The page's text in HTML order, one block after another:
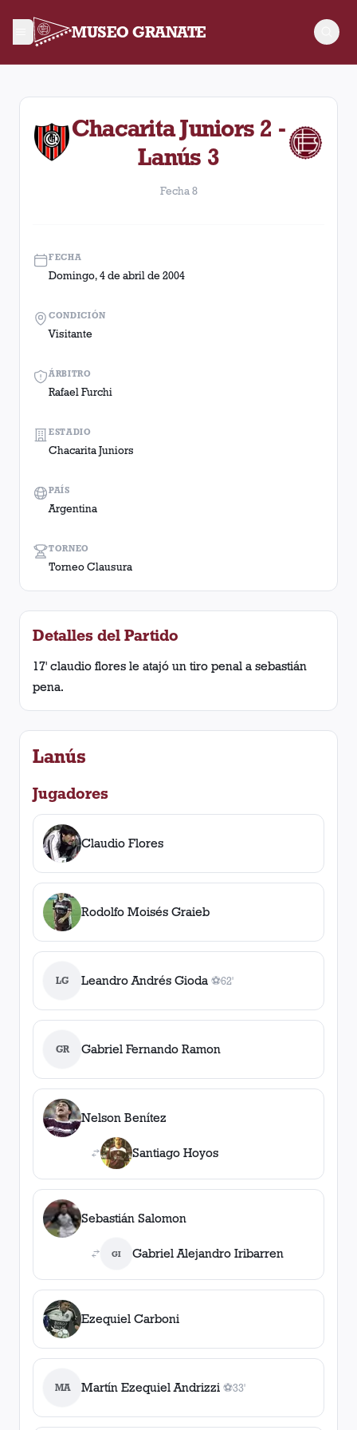
MUSEO GRANATE
Fecha 8. Partido entre Lanús y Chacarita Juniors
Chacarita Juniors 2 -
Lanús 3
Fecha 8
FECHA
Domingo, 4 de abril de 2004
ÁRBITRO
Rafael Furchi
TORNEO
Torneo Clausura
CONDICIÓN
Visitante
ESTADIO
Chacarita Juniors
PAÍS
Argentina
Detalles del Partido
17' claudio flores le atajó un tiro penal a sebastián
pena.
Lanús
Jugadores
Claudio Flores
Rodolfo Moisés Graieb
LG Leandro Andrés Gioda ⚽
1gol
62'
GR Gabriel Fernando Ramon
Nelson Benítez
Santiago Hoyos
Sebastián Salomon
GI Gabriel Alejandro Iribarren
Ezequiel Carboni
MA Martín Ezequiel Andrizzi ⚽
1gol
33'